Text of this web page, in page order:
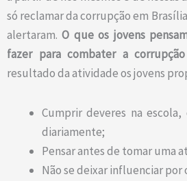
só reclamar da corrupção em
alertaram. O que os jovens
fazer para combater a
resultado da atividade os jovens
Cumprir deveres na
diariamente;
Pensar antes de tomar uma
Não se deixar influenciar por